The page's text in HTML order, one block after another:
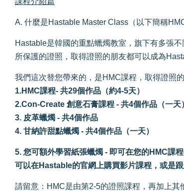
A. 什麼是Hastable Master Class（以下簡稱
Hastable是韓國的重點蠟燭教室，旗下有多張
所保護的證照，取得證照的朋友都可以成為
我們這次替您帶來的，是HMC課程，取得證照
1.HMC課程- 共29個作品（約4-5天）
2.Con-Create 創意石膏課程 - 共4個作品（一天
3. 皮革蠟燭 - 共4個作品
4. 甘納許甜點蠟燭 - 共4個作品（一天）
5. 您可額外學習紙張蠟燭 - 即可在您的HMC課
可以在Hastable的官網上購買影片課程，或是
請留意：HMC是由第2-5的證照課程，再加上